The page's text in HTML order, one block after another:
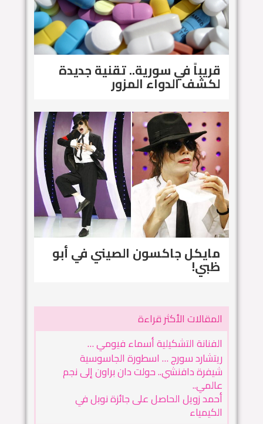
قريباً في سورية.. تقنية جديدة
لكشف الدواء المزور
مايكل جاكسون الصيني في أبو
ظبي!
المقالات الأكثر قراءة
الفنانة التشكيلية أسماء فيومي …
ريتشارد سورج … اسطورة الجاسوسية
شيفرة دافنشي.. حولت دان براون إلى نجم
عالمي..
أحمد زويل الحاصل على جائزة نوبل في
الكيمياء